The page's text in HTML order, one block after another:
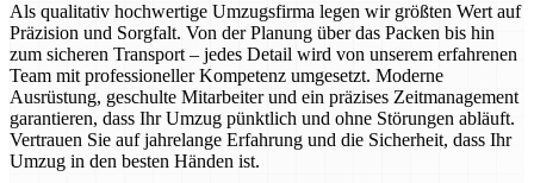
Als qualitativ hochwertige Umzugsfirma legen wir größten Wert auf
Präzision und Sorgfalt. Von der Planung über das Packen bis hin
zum sicheren Transport – jedes Detail wird von unserem erfahrenen
Team mit professioneller Kompetenz umgesetzt. Moderne
Ausrüstung, geschulte Mitarbeiter und ein präzises Zeitmanagement
garantieren, dass Ihr Umzug pünktlich und ohne Störungen abläuft.
Vertrauen Sie auf jahrelange Erfahrung und die Sicherheit, dass Ihr
Umzug in den besten Händen ist.